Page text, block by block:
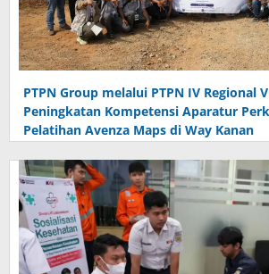
PTPN Group melalui PTPN IV Regional
Peningkatan Kompetensi Aparatur
Pelatihan Avenza Maps di Way Kanan